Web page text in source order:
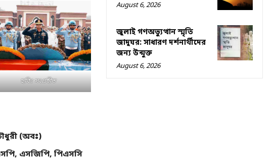
ছবিঃ সংগ্রহীত
(অবঃ)
এসজিপি, পিএসসি
August 6, 2026
জুলাই গণঅভ্যুত্থান স্মৃতি
জাদুঘর: সাধারণ দর্শনার্থীদের
জন্য উন্মুক্ত
August 6, 2026